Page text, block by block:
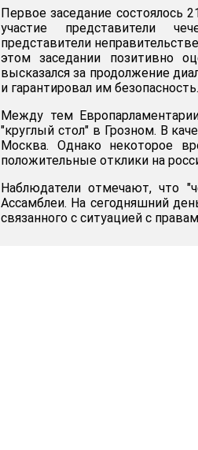
Первое заседание состоялось
участие представители
представители
этом заседании позитивно
высказался за продолжение
и гарантировал им безопасность.
Между тем
"круглый стол" в Грозном. В
Москва. Однако некоторое
положительные отклики на
Наблюдатели отмечают, что
Ассамблеи. На сегодняшний
связанного с ситуацией с